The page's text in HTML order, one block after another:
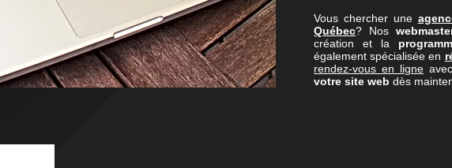
Vous chercher une
Québec? Nos
création et la
également spécialisée en
rendez-vous en ligne
votre site web dès